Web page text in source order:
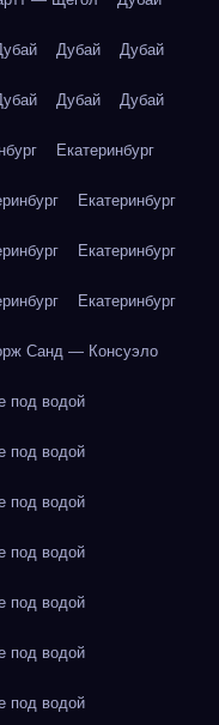
Дубай Дубай
Дубай Дубай
Екатеринбург
Екатеринбург
Екатеринбург
Екатеринбург
Санд — Консуэло
под водой
под водой
под водой
под водой
под водой
под водой
под водой